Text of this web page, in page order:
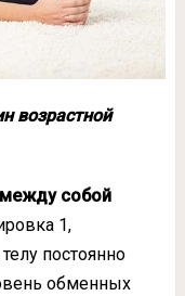
возрастной
собой
1,
постоянно
обменных